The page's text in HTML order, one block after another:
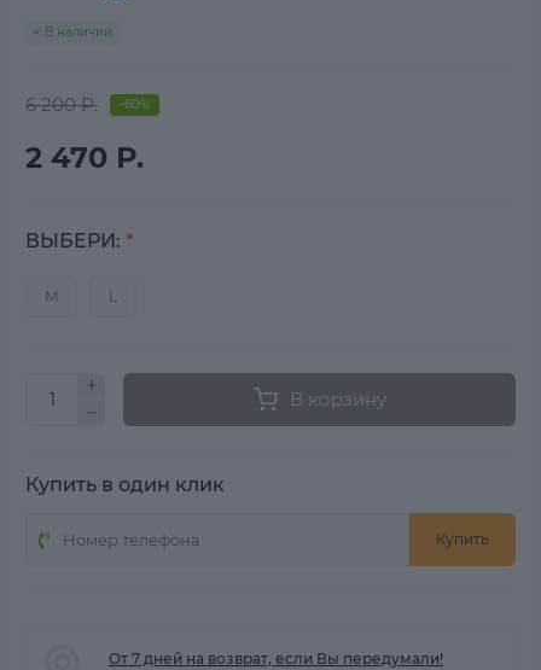
В наличии
6 200 Р. -60%
2 470 Р.
ВЫБЕРИ: *
M L
В корзину
Купить в один клик
Купить
От 7 дней на возврат, если Вы передумали!